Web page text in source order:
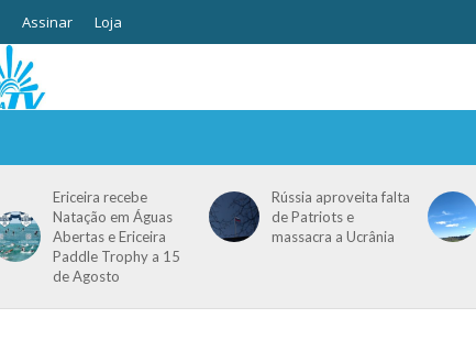
Assinar Loja
Ericeira recebe
Natação em Águas
Abertas e Ericeira
Paddle Trophy a 15
de Agosto
Rússia aproveita falta
de Patriots e
massacra a Ucrânia